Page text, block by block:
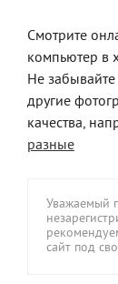
Смотрите
компьютер в
Не забывайте
другие
качества,
разные
Уважаемый
сайт под